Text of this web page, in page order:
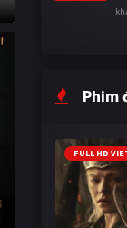
Phim
FULL HD